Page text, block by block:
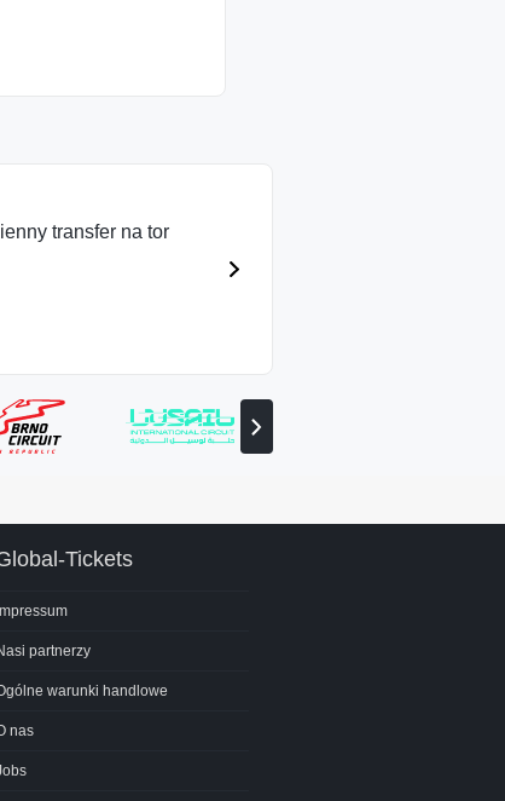
transfer na tor
Zobacz
następnego
Tickets
Impressum
partnerzy
warunki handlowe
nas